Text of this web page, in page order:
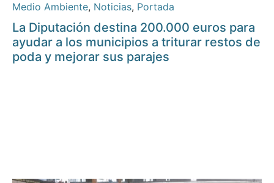
Medio Ambiente, Noticias, Portada
La Diputación destina 200.000 euros para
ayudar a los municipios a triturar restos de
poda y mejorar sus parajes